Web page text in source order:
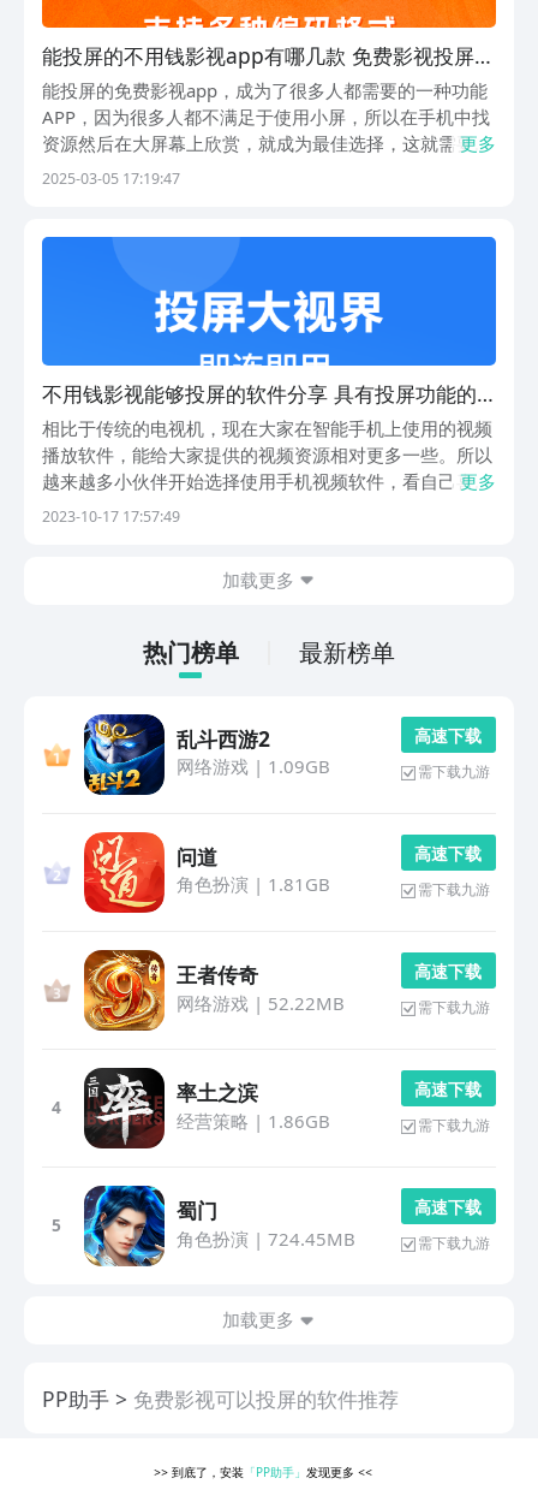
能投屏的不用钱影视app有哪几款 免费影视投屏软
件下载盘点
能投屏的免费影视app，成为了很多人都需要的一种功能
APP，因为很多人都不满足于使用小屏，所以在手机中找
资源然后在大屏幕上欣赏，就成为最佳选择，这就需要有
一些专业软件来提供这一系列服务。该如何去下载，以及
更多
2025-03-05 17:19:47
不用钱影视能够投屏的软件分享 具有投屏功能的
影视软件有哪几款
相比于传统的电视机，现在大家在智能手机上使用的视频
播放软件，能给大家提供的视频资源相对更多一些。所以
越来越多小伙伴开始选择使用手机视频软件，看自己喜欢
的视频。那么免费影视可以投屏的软件推荐有哪些呢？现
更多
2023-10-17 17:57:49
加载更多
热门榜单 最新榜单
乱斗西游2
网络游戏| 1.09GB
高 速 下 载
需下载九游
问道
角色扮演 | 1.81GB
高 速 下 载
需下载九游
王者传奇
网络游戏| 52.22MB
高 速 下 载
需下载九游
4
率土之滨
经营策略 | 1.86GB
高 速 下 载
需下载九游
5
蜀门
角色扮演 | 724.45MB
高 速 下 载
需下载九游
加载更多
PP助手 免费影视可以投屏的软件推荐
>> 到底了，安装 「PP助手」 发现更多<<